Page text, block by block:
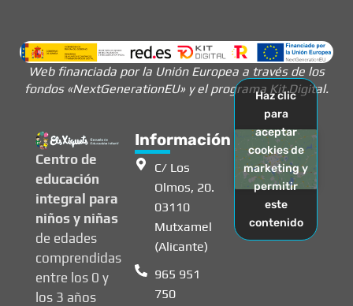
Web financiada por la Unión Europea a través de los
fondos «NextGenerationEU» y el programa Kit Digital.
Centro de
educación
integral para
niños y niñas
de edades
comprendidas
entre los 0 y
los 3 años
Información
C/ Los
Olmos, 20.
03110
Mutxamel
(Alicante)
965 951
750
Haz clic
para
aceptar
cookies de
marketing y
permitir
este
contenido